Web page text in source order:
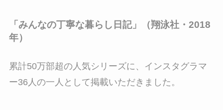
「みんなの丁寧な暮らし日記」（翔泳社・2018
年）
累計50万部超の人気シリーズに、インスタグラマ
ー36人の一人として掲載いただきました。